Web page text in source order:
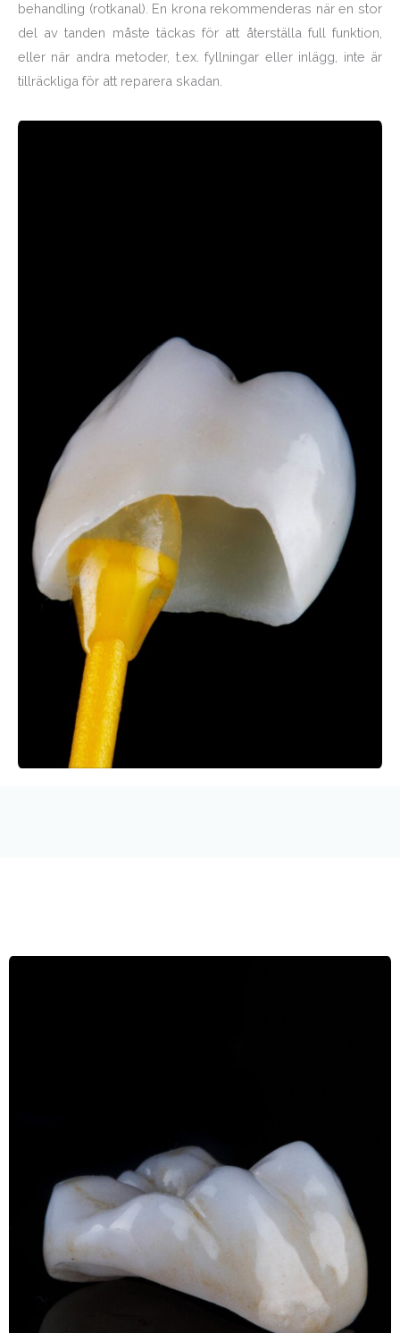
behandling (rotkanal). En krona rekommenderas när en stor
del av tanden måste täckas för att återställa full funktion,
eller när andra metoder, t.ex. fyllningar eller inlägg, inte är
tillräckliga för att reparera skadan.